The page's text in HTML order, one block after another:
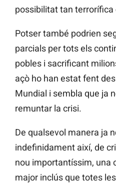
possibilitat tan terrorífica
Potser també podrien
parcials per tots els
pobles i sacrificant
açò ho han estat fent
Mundial i sembla que ja
remuntar la crisi.
De qualsevol manera ja
indefinidament així, de
nou importantíssim, una
major inclús que totes